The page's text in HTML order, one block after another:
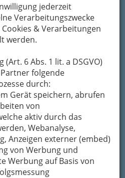
jederzeit
Verarbeitungszwecke
& Verarbeitungen
werden.
6 Abs. 1 lit. a DSGVO)
folgende
durch:
Gerät speichern, abrufen
von
aktiv durch das
Webanalyse,
Anzeigen externer (embed)
von Werbung und
Werbung auf Basis von
ein sicheres
wird nach dem
per Mail an das
Ambulatorium für